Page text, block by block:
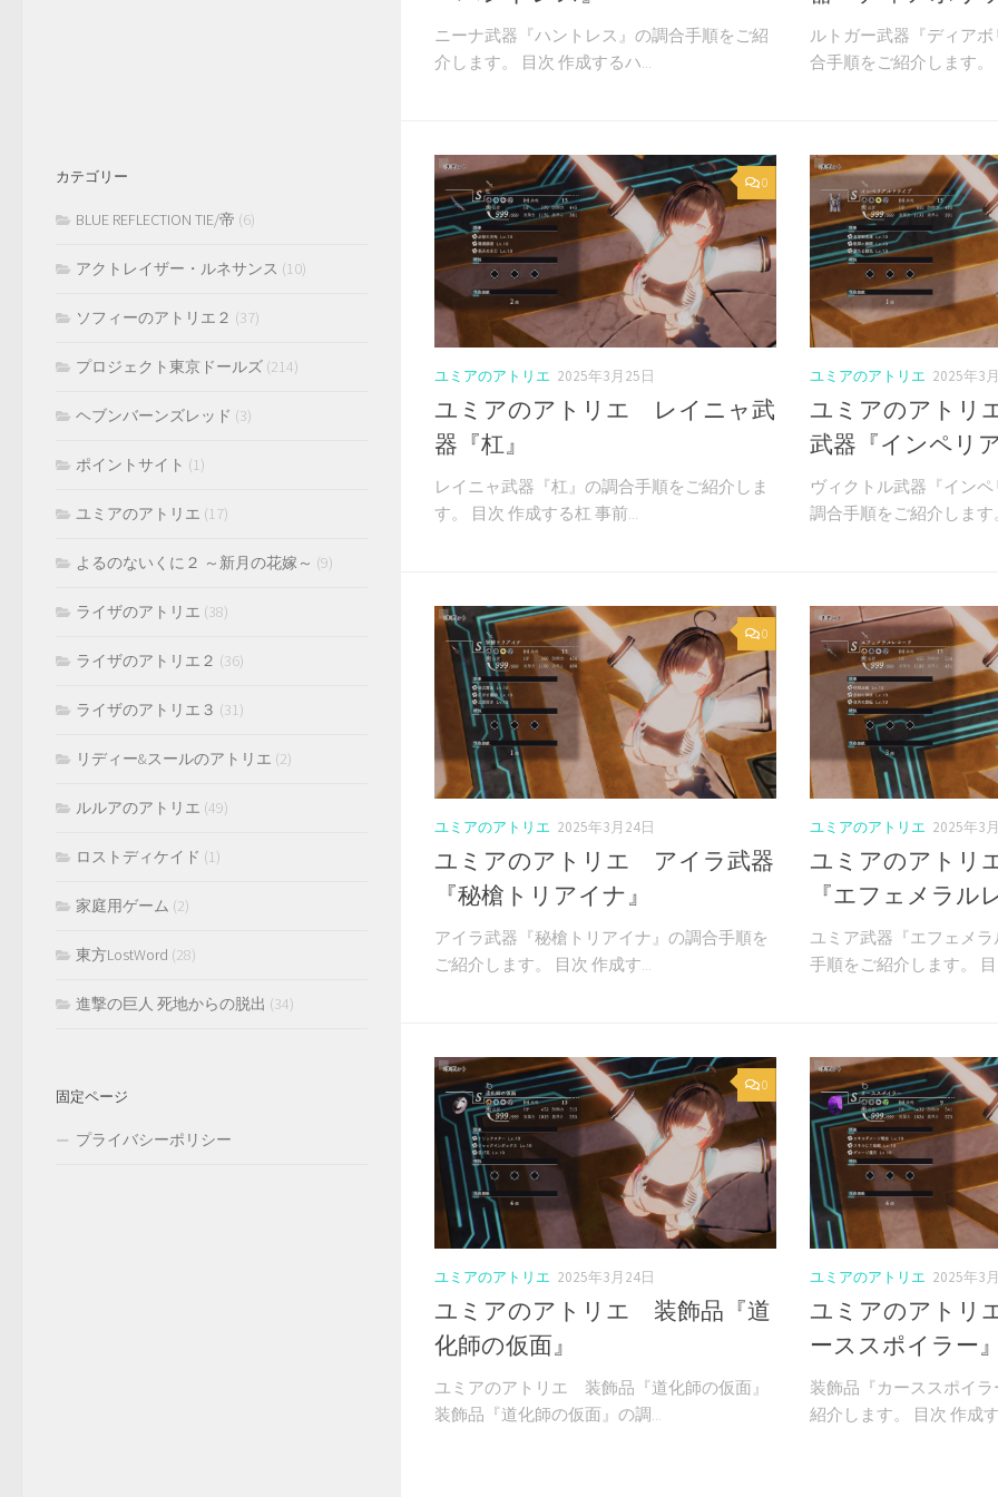
ニーナ武器『ハントレス』の調合手順をご紹
介します。 目次 作成するハ...
ルトガー武器『ディア
合手順をご紹介します。
0
ユミアのアトリエ 2025年3月25日
ユミアのアトリエ レイニャ武
器『杠』
レイニャ武器『杠』の調合手順をご紹介しま
す。 目次 作成する杠 事前...
ユミアのアトリエ 2025年3
ユミアのアト
武器『インペリ
ヴィクトル武器『イン
調合手順をご紹介します
0
ユミアのアトリエ 2025年3月24日
ユミアのアトリエ アイラ武器
『秘槍トリアイナ』
アイラ武器『秘槍トリアイナ』の調合手順を
ご紹介します。 目次 作成す...
ユミアのアトリエ 2025年3
ユミアのアトリ
『エフェメラル
ユミア武器『エフェメ
手順をご紹介します。 目
0
ユミアのアトリエ 2025年3月24日
ユミアのアトリエ 装飾品『道
化師の仮面』
ユミアのアトリエ 装飾品『道化師の仮面』
装飾品『道化師の仮面』の調...
ユミアのアトリエ 2025年3
ユミアのアトリ
ーススポイラー
装飾品『カーススポイ
紹介します。 目次 作成
カテゴリー
BLUE REFLECTION TIE/帝 (6)
アクトレイザー・ルネサンス (10)
ソフィーのアトリエ２ (37)
プロジェクト東京ドールズ (214)
ヘブンバーンズレッド (3)
ポイントサイト (1)
ユミアのアトリエ (17)
よるのないくに２ ～新月の花嫁～ (9)
ライザのアトリエ (38)
ライザのアトリエ２ (36)
ライザのアトリエ３ (31)
リディー&スールのアトリエ (2)
ルルアのアトリエ (49)
ロストディケイド (1)
家庭用ゲーム (2)
東方LostWord (28)
進撃の巨人 死地からの脱出 (34)
固定ページ
プライバシーポリシー